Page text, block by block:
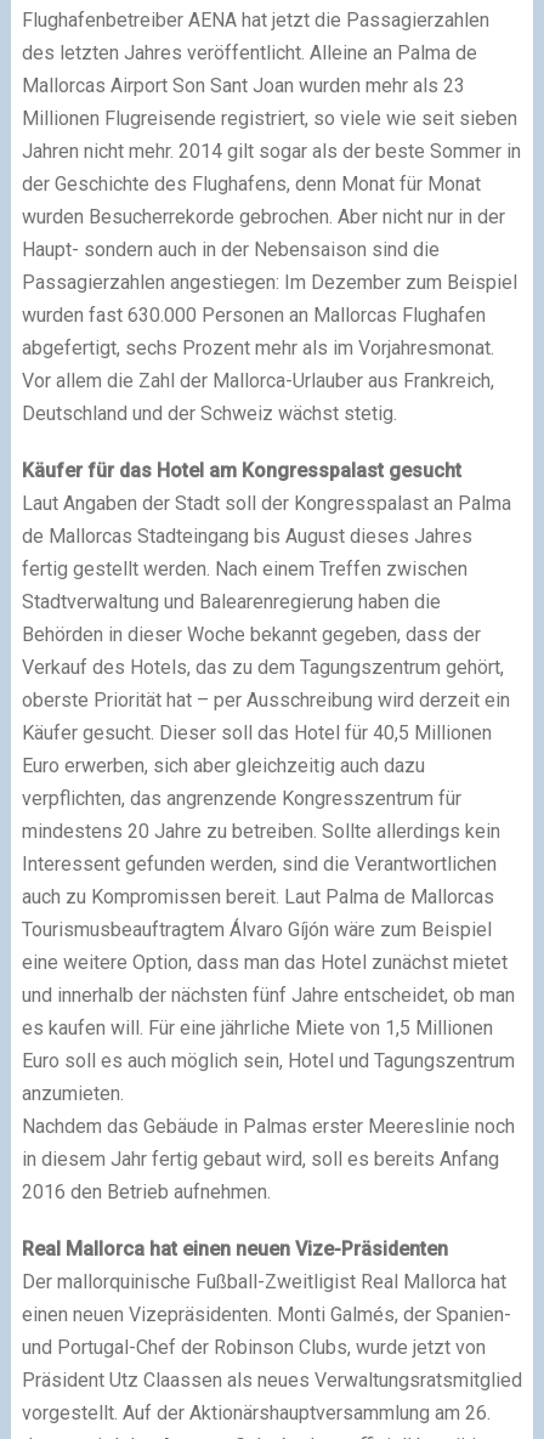
Flughafenbetreiber AENA hat jetzt die Passagierzahlen
des letzten Jahres veröffentlicht. Alleine an Palma de
Mallorcas Airport Son Sant Joan wurden mehr als 23
Millionen Flugreisende registriert, so viele wie seit sieben
Jahren nicht mehr. 2014 gilt sogar als der beste Sommer in
der Geschichte des Flughafens, denn Monat für Monat
wurden Besucherrekorde gebrochen. Aber nicht nur in der
Haupt- sondern auch in der Nebensaison sind die
Passagierzahlen angestiegen: Im Dezember zum Beispiel
wurden fast 630.000 Personen an Mallorcas Flughafen
abgefertigt, sechs Prozent mehr als im Vorjahresmonat.
Vor allem die Zahl der Mallorca-Urlauber aus Frankreich,
Deutschland und der Schweiz wächst stetig.
Käufer für das Hotel am Kongresspalast gesucht
Laut Angaben der Stadt soll der Kongresspalast an Palma
de Mallorcas Stadteingang bis August dieses Jahres
fertig gestellt werden. Nach einem Treffen zwischen
Stadtverwaltung und Balearenregierung haben die
Behörden in dieser Woche bekannt gegeben, dass der
Verkauf des Hotels, das zu dem Tagungszentrum gehört,
oberste Priorität hat – per Ausschreibung wird derzeit ein
Käufer gesucht. Dieser soll das Hotel für 40,5 Millionen
Euro erwerben, sich aber gleichzeitig auch dazu
verpflichten, das angrenzende Kongresszentrum für
mindestens 20 Jahre zu betreiben. Sollte allerdings kein
Interessent gefunden werden, sind die Verantwortlichen
auch zu Kompromissen bereit. Laut Palma de Mallorcas
Tourismusbeauftragtem Álvaro Gíjón wäre zum Beispiel
eine weitere Option, dass man das Hotel zunächst mietet
und innerhalb der nächsten fünf Jahre entscheidet, ob man
es kaufen will. Für eine jährliche Miete von 1,5 Millionen
Euro soll es auch möglich sein, Hotel und Tagungszentrum
anzumieten.
Nachdem das Gebäude in Palmas erster Meereslinie noch
in diesem Jahr fertig gebaut wird, soll es bereits Anfang
2016 den Betrieb aufnehmen.
Real Mallorca hat einen neuen Vize-Präsidenten
Der mallorquinische Fußball-Zweitligist Real Mallorca hat
einen neuen Vizepräsidenten. Monti Galmés, der Spanien-
und Portugal-Chef der Robinson Clubs, wurde jetzt von
Präsident Utz Claassen als neues Verwaltungsratsmitglied
vorgestellt. Auf der Aktionärshauptversammlung am 26.